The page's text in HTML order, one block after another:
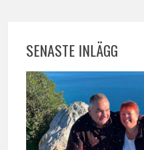
SENASTE INLÄGG